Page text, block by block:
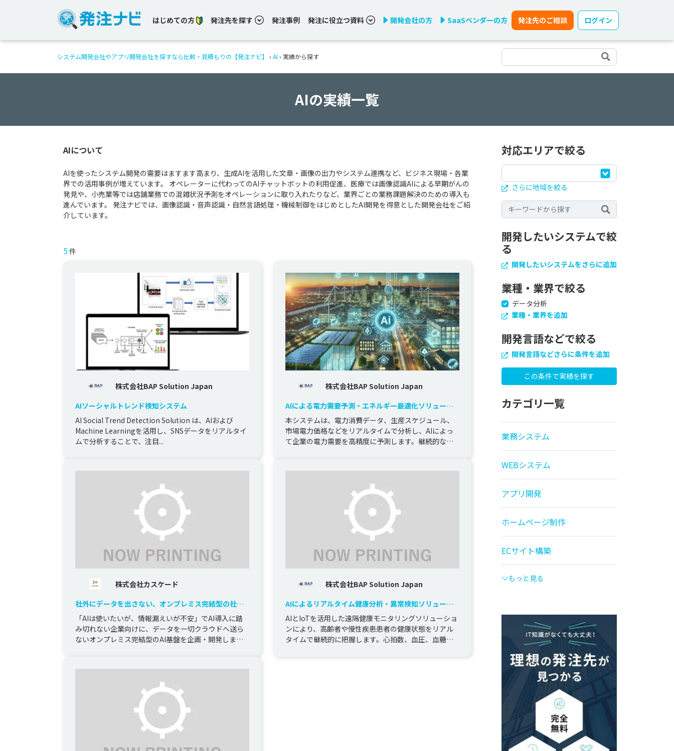
はじめての方 発注先を探す 発注事例 発注に役立つ資料 開発会社の方 SaaSベンダーの方 発注先のご相談 ログイン
システム開発会社やアプリ開発会社を探すなら比較・見積もりの【発注ナビ】 › AI › 実績から探す
AIの実績一覧
AIについて
AIを使ったシステム開発の需要はますます高まり、生成AIを活用した文章・画像の出力やシステム連携など、ビジネス現場・各業
界での活用事例が増えています。 オペレーターに代わってのAIチャットボットの利用促進、医療では画像認識AIによる早期がんの
発見や、小売業等では店舗業務での混雑状況予測をオペレーションに取り入れたりなど、業界ごとの業務課題解決のための導入も
進んでいます。 発注ナビでは、画像認識・音声認識・自然言語処理・機械制御をはじめとしたAI開発を得意とした開発会社をご紹
介しています。
5件
株式会社BAP Solution Japan
AIソーシャルトレンド検知システム
AI Social Trend Detection Solution は、AIおよび
Machine Learningを活用し、SNSデータをリアルタイ
ムで分析することで、注目...
株式会社BAP Solution Japan
AIによる電力需要予測・エネルギー最適化ソリューシ
ョン
本システムは、電力消費データ、生産スケジュール、
市場電力価格などをリアルタイムで分析し、AIによっ
て企業の電力需要を高精度に予測します。継続的なデ
株式会社カスケード
社外にデータを出さない、オンプレミス完結型の社内
ナレッジAI基盤
「AIは使いたいが、情報漏えいが不安」でAI導入に踏
み切れない企業向けに、データを一切クラウドへ送ら
ないオンプレミス完結型のAI基盤を企画・開発しまし
株式会社BAP Solution Japan
AIによるリアルタイム健康分析・異常検知ソリューシ
ョン
AIとIoTを活用した遠隔健康モニタリングソリューショ
ンにより、高齢者や慢性疾患患者の健康状態をリアル
タイムで継続的に把握します。心拍数、血圧、血糖
対応エリアで絞る
さらに地域を絞る
開発したいシステムで絞
る
開発したいシステムをさらに追加
業種・業界で絞る
データ分析
業種・業界を追加
開発言語などで絞る
開発言語などさらに条件を追加
カテゴリ一覧
業務システム
WEBシステム
アプリ開発
ホームページ制作
ECサイト構築
もっと見る